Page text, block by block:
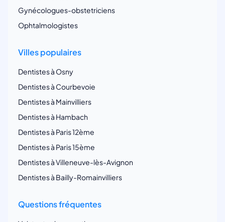
Gynécologues-obstetriciens
Ophtalmologistes
Villes populaires
Dentistes à Osny
Dentistes à Courbevoie
Dentistes à Mainvilliers
Dentistes à Hambach
Dentistes à Paris 12ème
Dentistes à Paris 15ème
Dentistes à Villeneuve-lès-Avignon
Dentistes à Bailly-Romainvilliers
Questions fréquentes